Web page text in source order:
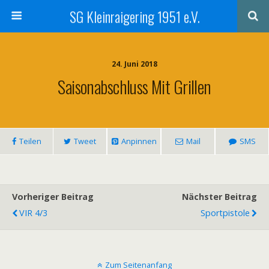
SG Kleinraigering 1951 e.V.
24. Juni 2018
Saisonabschluss Mit Grillen
Teilen Tweet Anpinnen Mail SMS
Vorheriger Beitrag
VIR 4/3
Nächster Beitrag
Sportpistole
Zum Seitenanfang